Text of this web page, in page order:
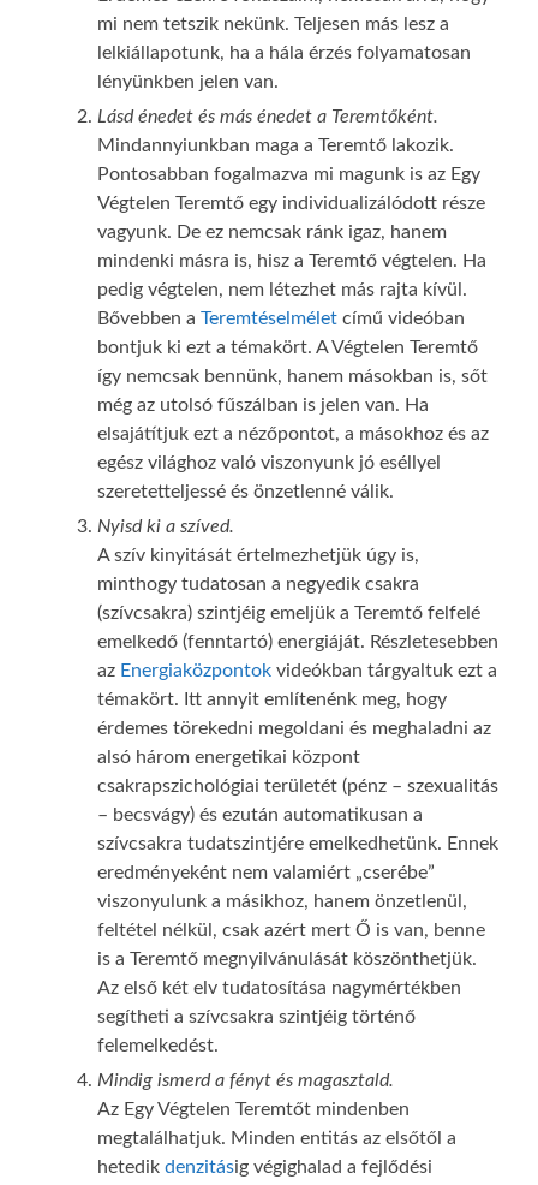
mi nem tetszik nekünk. Teljesen más lesz a
lelkiállapotunk, ha a hála érzés folyamatosan
lényünkben jelen van.
Lásd énedet és más énedet a Teremtőként.
Mindannyiunkban maga a Teremtő lakozik.
Pontosabban fogalmazva mi magunk is az Egy
Végtelen Teremtő egy individualizálódott része
vagyunk. De ez nemcsak ránk igaz, hanem
mindenki másra is, hisz a Teremtő végtelen. Ha
pedig végtelen, nem létezhet más rajta kívül.
Bővebben aTeremtéselmélet című videóban
bontjuk ki ezt a témakört. A Végtelen Teremtő
így nemcsak bennünk, hanem másokban is, sőt
még az utolsó fűszálban is jelen van. Ha
elsajátítjuk ezt a nézőpontot, a másokhoz és az
egész világhoz való viszonyunk jó eséllyel
szeretetteljessé és önzetlenné válik.
Nyisd ki a szíved.
A szív kinyitását értelmezhetjük úgy is,
minthogy tudatosan a negyedik csakra
(szívcsakra) szintjéig emeljük a Teremtő felfelé
emelkedő (fenntartó) energiáját. Részletesebben
az Energiaközpontok videókban tárgyaltuk ezt a
témakört. Itt annyit említenénk meg, hogy
érdemes törekedni megoldani és meghaladni az
alsó három energetikai központ
csakrapszichológiai területét (pénz – szexualitás
– becsvágy) és ezután automatikusan a
szívcsakra tudatszintjére emelkedhetünk. Ennek
eredményeként nem valamiért „cserébe”
viszonyulunk a másikhoz, hanem önzetlenül,
feltétel nélkül, csak azért mert Ő is van, benne
is a Teremtő megnyilvánulását köszönthetjük.
Az első két elv tudatosítása nagymértékben
segítheti a szívcsakra szintjéig történő
felemelkedést.
Mindig ismerd a fényt és magasztald.
Az Egy Végtelen Teremtőt mindenben
megtalálhatjuk. Minden entitás az elsőtől a
hetedikdenzitásig végighalad a fejlődési